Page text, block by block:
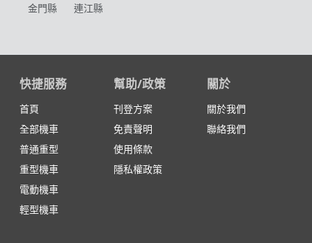
金門縣
連江縣
快捷服務
首頁
全部機車
普通重型
重型機車
電動機車
輕型機車
幫助/政策
刊登方案
免責聲明
使用條款
隱私權政策
關於
關於我們
聯絡我們